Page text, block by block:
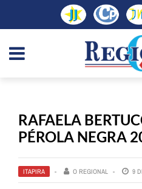
RAFAELA
PÉROLA NEGRA
ITAPIRA O REGIONAL 9